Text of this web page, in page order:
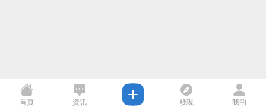
首頁 資訊 發現 我的